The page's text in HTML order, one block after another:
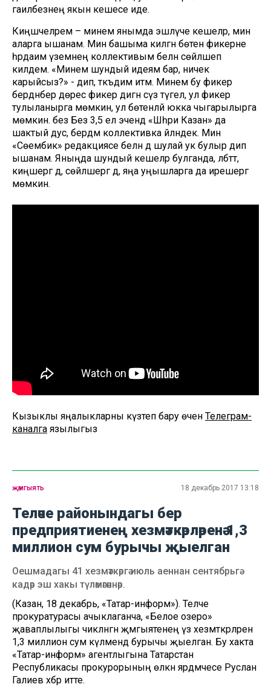
гаиләбезнең якын кешесе иде.
Киңәшчеләрем – минем янымда эшләүче кешеләр, мин
аларга ышанам. Мин башыма килгән бөтен фикерне
һәрдаим үземнең коллективым белән сөйләшеп
килдем. «Минем шундый идеям бар, ничек
карыйсыз?» - дип, тәкъдим итәм. Минем бу фикер
бердәнбер дөрес фикер дигән сүз түгел, ул фикер
тулыланырга мөмкин, ул бөтенләй юкка чыгарылырга
мөмкин. без Без 3,5 ел эчендә «Шәһри Казан» да
шактый дус, бердәм коллективка әйләндек. Мин
«Сөембикә» редакциясе белән дә шулай ук булыр дип
ышанам. Яныңда шундый кешеләр булганда, әлбәттә,
киңәшергә дә, сөйләшергә дә, яңа уңышларга да ирешергә
мөмкин.
Кызыклы яңалыкларны күзәтеп бару өчен Телеграм-
каналга язылыгыз
җәмгыять 18 декабрь 2017 13:18
Теләче районындагы бер
предприятиенең хезмәткәрләренә 1,3
миллион сум бурычы җыелган
Оешмадагы 41 хезмәткәргә июль аеннан сентябрьгә
кадәр эш хакы түләмәгәннәр.
(Казан, 18 декабрь, «Татар-информ»). Теләче
прокуратурасы ачыклаганча, «Белое озеро»
җаваплылыгы чикләнгән җәмгыятенең үз хезмәткәрләренә
1,3 миллион сум күләмендә бурычы җыелган. Бу хакта
«Татар-информ» агентлыгына Татарстан
Республикасы прокурорының өлкән ярдәмчесе Руслан
Галиев хәбәр итте.